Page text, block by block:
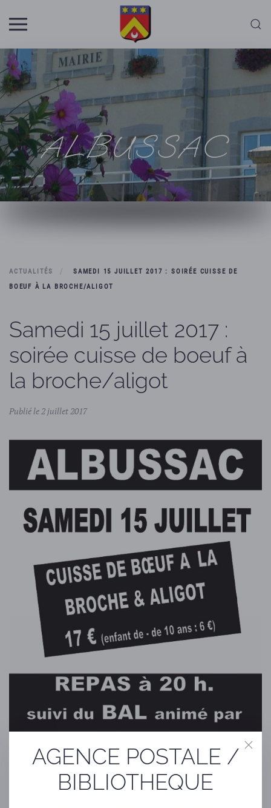
Skip to main content
ALBUSSAC
ACTUALITÉS
SAMEDI 15 JUILLET 2017 : SOIRÉE CUISSE DE
BOEUF À LA BROCHE/ALIGOT
Samedi 15 juillet 2017 :
soirée cuisse de boeuf à
la broche/aligot
Publié le 2 juillet 2017
AGENCE POSTALE /
BIBLIOTHEQUE